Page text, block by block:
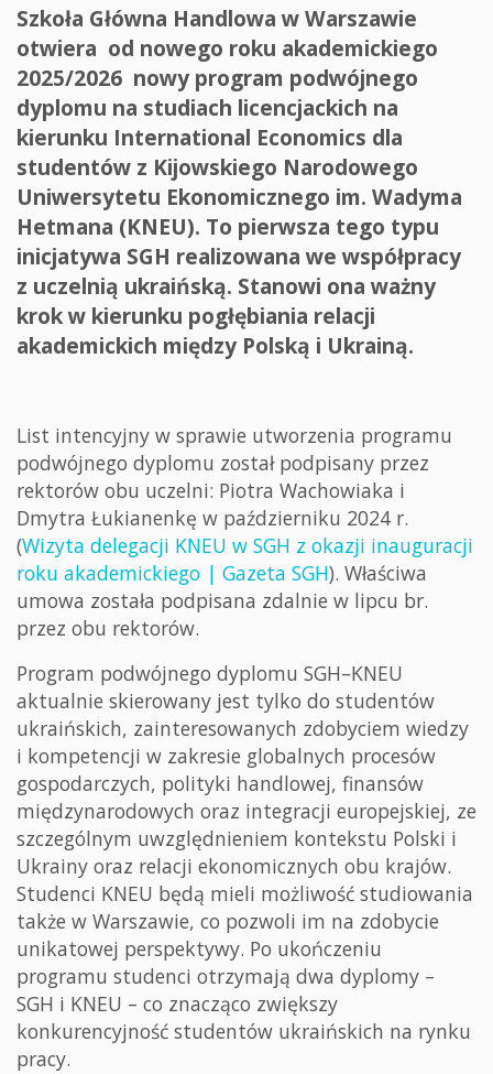
Szkoła Główna Handlowa w Warszawie
otwiera od nowego roku akademickiego
2025/2026 nowy program podwójnego
dyplomu na studiach licencjackich na
kierunku International Economics dla
studentów z Kijowskiego Narodowego
Uniwersytetu Ekonomicznego im. Wadyma
Hetmana (KNEU). To pierwsza tego typu
inicjatywa SGH realizowana we współpracy
z uczelnią ukraińską. Stanowi ona ważny
krok w kierunku pogłębiania relacji
akademickich między Polską i Ukrainą.
List intencyjny w sprawie utworzenia programu
podwójnego dyplomu został podpisany przez
rektorów obu uczelni: Piotra Wachowiaka i
Dmytra Łukianenkę w październiku 2024 r.
(Wizyta delegacji KNEU w SGH z okazji inauguracji
roku akademickiego | Gazeta SGH). Właściwa
umowa została podpisana zdalnie w lipcu br.
przez obu rektorów.
Program podwójnego dyplomu SGH–KNEU
aktualnie skierowany jest tylko do studentów
ukraińskich, zainteresowanych zdobyciem wiedzy
i kompetencji w zakresie globalnych procesów
gospodarczych, polityki handlowej, finansów
międzynarodowych oraz integracji europejskiej, ze
szczególnym uwzględnieniem kontekstu Polski i
Ukrainy oraz relacji ekonomicznych obu krajów.
Studenci KNEU będą mieli możliwość studiowania
także w Warszawie, co pozwoli im na zdobycie
unikatowej perspektywy. Po ukończeniu
programu studenci otrzymają dwa dyplomy –
SGH i KNEU – co znacząco zwiększy
konkurencyjność studentów ukraińskich na rynku
pracy.